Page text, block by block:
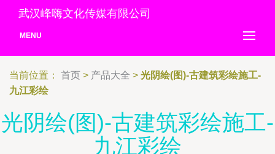
武汉峰嗨文化传媒有限公司
MENU
当前位置： 首页 > 产品大全 > 光阴绘(图)-古建筑彩绘施工-
九江彩绘
光阴绘(图)-古建筑彩绘施工-
九江彩绘